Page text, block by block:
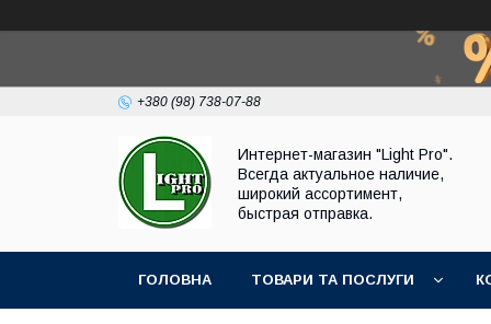
+380 (98) 738-07-88
Интернет-магазин "Light Pro".
Всегда актуальное наличие,
широкий ассортимент,
быстрая отправка.
ГОЛОВНА ТОВАРИ ТА ПОСЛУГИ